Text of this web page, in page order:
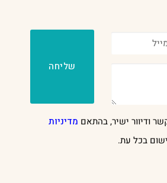
ודיוור ישיר, בהתאם מדיניות
בכל עת.
שליחה